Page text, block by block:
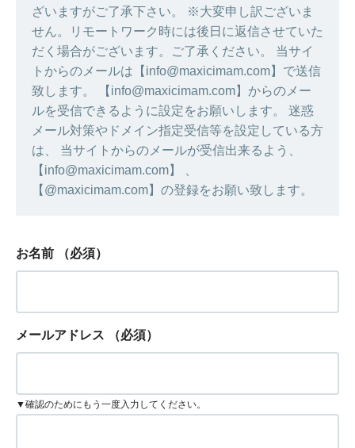
ざいますがご了承下さい。 ※大変申し訳ございま
せん。リモートワーク時には後日に返信させていた
だく場合がございます。ご了承ください。 当サイ
トからのメールは【info@maxicimam.com】で送信
致します。 【info@maxicimam.com】からのメー
ルを受信できるように設定をお願いします。 迷惑
メール対策やドメイン指定受信等を設定している方
は、 当サイトからのメールが受信出来るよう、
【info@maxicimam.com】 、
【@maxicimam.com】の登録をお願い致します。
お名前 （必須）
メールアドレス （必須）
▼確認のためにもう一度入力してください。